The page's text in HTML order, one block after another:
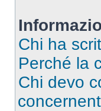
Chi ha
Perché la
Chi devo